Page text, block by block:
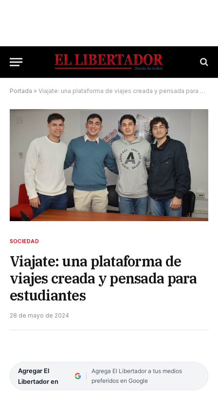
Portada » Viajate: una plataforma de viajes creada y pensada para estudiantes
SOCIEDAD
Viajate: una plataforma de
viajes creada y pensada para
estudiantes
28 de mayo de 2024
Agregar El
Libertador en
Agrega El Libertador a tus medios
preferidos en Google